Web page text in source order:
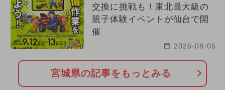
交換に挑戦も！東北最大級の
親子体験イベントが仙台で開
催
2026-08-06
宮城県の記事をもっとみる